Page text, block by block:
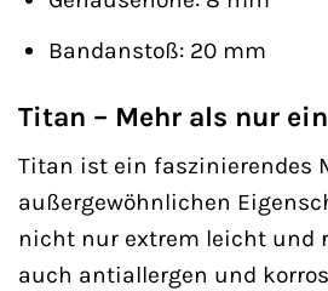
Bandanstoß: 20 mm
Titan – Mehr als nur
Titan ist ein faszinierendes
außergewöhnlichen
nicht nur extrem leicht und
auch antiallergen und